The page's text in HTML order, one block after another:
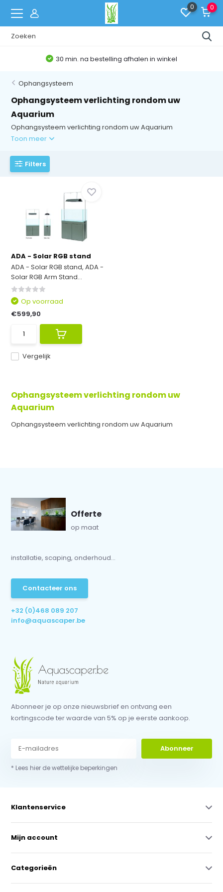
0 0
30 min. na bestelling afhalen in winkel
Ophangsysteem
Ophangsysteem verlichting rondom uw
Aquarium
Ophangsysteem verlichting rondom uw Aquarium
Toon meer
Filters
ADA - Solar RGB stand
ADA - Solar RGB stand, ADA -
Solar RGB Arm Stand...
Vergelijk
Op voorraad
€599,90
Ophangsysteem verlichting rondom uw
Aquarium
Ophangsysteem verlichting rondom uw Aquarium
Offerte
op maat
installatie, scaping, onderhoud...
Contacteer ons
+32 (0)468 089 207
info@aquascaper.be
Abonneer je op onze nieuwsbrief en ontvang een
kortingscode ter waarde van 5% op je eerste aankoop.
Abonneer
* Lees hier de wettelijke beperkingen
Klantenservice
Mijn account
Categorieën